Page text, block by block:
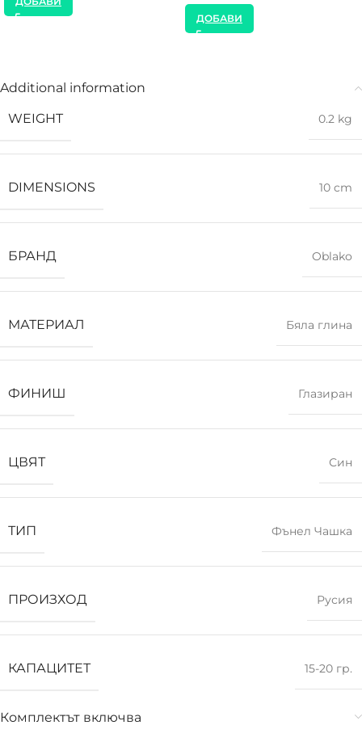
ДОБАВИ
Additional information
WEIGHT
0.2 kg
DIMENSIONS 10 cm
БРАНД Oblako
МАТЕРИАЛ Бяла глина
ФИНИШ Глазиран
ЦВЯТ Син
ТИП Фънел Чашка
ПРОИЗХОД Русия
КАПАЦИТЕТ 15-20 гр.
Комплектът включва